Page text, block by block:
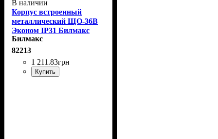
В наличии
Корпус встроенный
металлический ЩО-36В
Эконом IP31 Билмакс
Билмакс
82213
1 211 .83грн
Купить